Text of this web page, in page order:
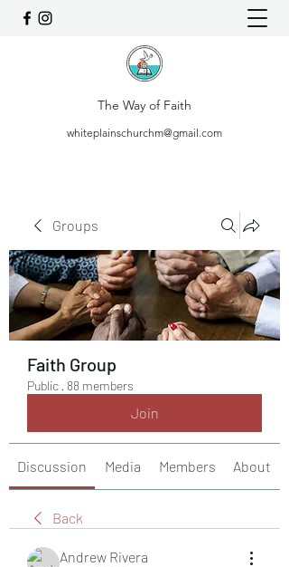
The Way of Faith
whiteplainschurchm@gmail.com
Groups
Faith Group
Public · 88 members
Join
Discussion Media Members About
Back
Andrew Rivera